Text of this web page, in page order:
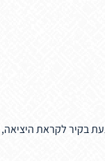
בקיר לקראת היציאה,